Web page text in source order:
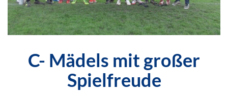
C- Mädels mit großer
Spielfreude